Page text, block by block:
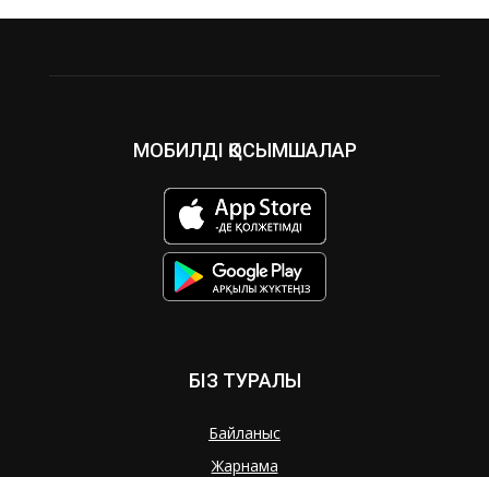
МОБИЛДІ ҚОСЫМШАЛАР
БІЗ ТУРАЛЫ
Байланыс
Жарнама